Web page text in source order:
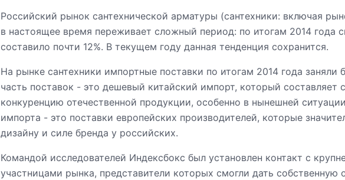
Российский рынок сантехнической арматуры (сантехники: включая
в настоящее время переживает сложный период: по итогам 2014 года
составило почти 12%. В текущем году данная тенденция сохранится.
На рынке сантехники импортные поставки по итогам 2014 года заняли
часть поставок - это дешевый китайский импорт, который составляет
конкуренцию отечественной продукции, особенно в нынешней
импорта - это поставки европейских производителей, которые
дизайну и силе бренда у российских.
Командой исследователей Индексбокс был установлен контакт с
участницами рынка, представители которых смогли дать собственную